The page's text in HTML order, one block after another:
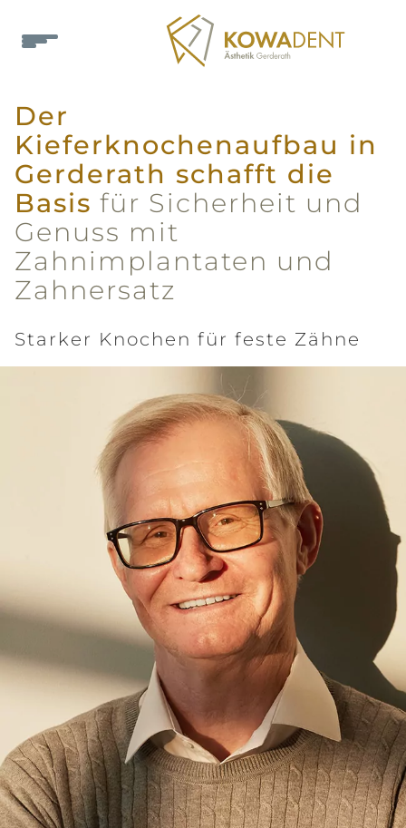
Der
Kieferknochenaufbau in
Gerderath schafft die
Basis für Sicherheit und
Genuss mit
Zahnimplantaten und
Zahnersatz
Starker Knochen für feste Zähne